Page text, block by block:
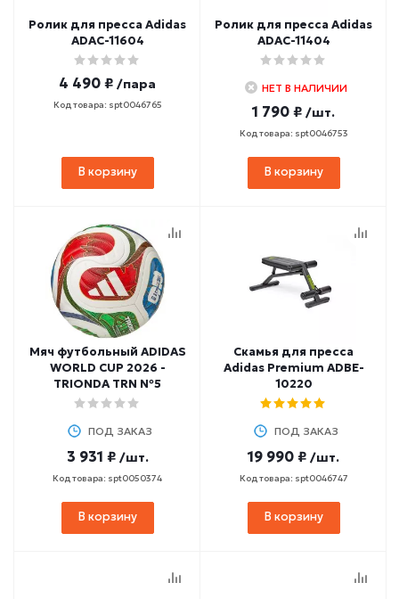
Ролик для пресса Adidas
ADAC-11604
4 490 ₽ /пара
Код товара: spt0046765
В корзину
Ролик для пресса Adidas
ADAC-11404
НЕТ В НАЛИЧИИ
1 790 ₽ /шт.
Код товара: spt0046753
В корзину
Мяч футбольный ADIDAS
WORLD CUP 2026 -
TRIONDA TRN №5
ПОД ЗАКАЗ
3 931 ₽ /шт.
Код товара: spt0050374
В корзину
Скамья для пресса
Adidas Premium ADBE-
10220
ПОД ЗАКАЗ
19 990 ₽ /шт.
Код товара: spt0046747
В корзину